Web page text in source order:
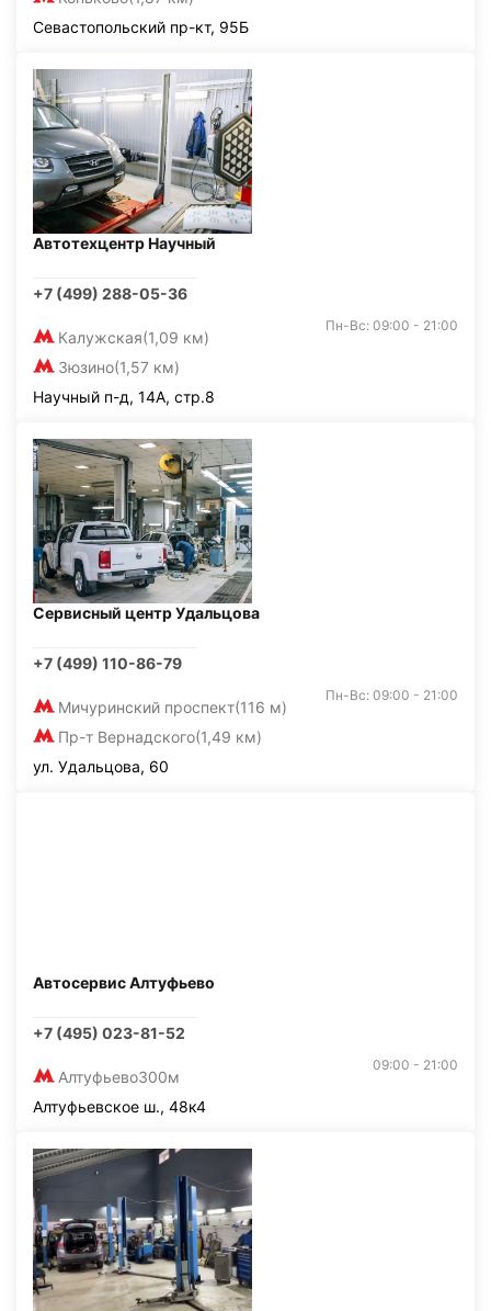
Севастопольский пр-кт, 95Б
Автотехцентр Научный
+7 (499) 288-05-36
Калужская(1,09 км)
Зюзино(1,57 км)
Пн-Вс: 09:00 - 21:00
Научный п-д, 14А, стр.8
Сервисный центр Удальцова
+7 (499) 110-86-79
Мичуринский проспект(116 м)
Пр-т Вернадского(1,49 км)
Пн-Вс: 09:00 - 21:00
ул. Удальцова, 60
Автосервис Алтуфьево
+7 (495) 023-81-52
Алтуфьево300м
09:00 - 21:00
Алтуфьевское ш., 48к4